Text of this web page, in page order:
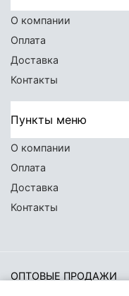
О компании
Оплата
Доставка
Контакты
Пункты меню
О компании
Оплата
Доставка
Контакты
ОПТОВЫЕ ПРОДАЖИ